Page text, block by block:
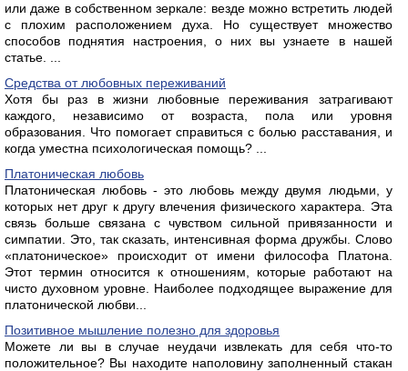
или даже в собственном зеркале: везде можно встретить людей
с плохим расположением духа. Но существует множество
способов поднятия настроения, о них вы узнаете в нашей
статье. ...
Средства от любовных переживаний
Хотя бы раз в жизни любовные переживания затрагивают
каждого, независимо от возраста, пола или уровня
образования. Что помогает справиться с болью расставания, и
когда уместна психологическая помощь? ...
Платоническая любовь
Платоническая любовь - это любовь между двумя людьми, у
которых нет друг к другу влечения физического характера. Эта
связь больше связана с чувством сильной привязанности и
симпатии. Это, так сказать, интенсивная форма дружбы. Слово
«платоническое» происходит от имени философа Платона.
Этот термин относится к отношениям, которые работают на
чисто духовном уровне. Наиболее подходящее выражение для
платонической любви...
Позитивное мышление полезно для здоровья
Можете ли вы в случае неудачи извлекать для себя что-то
положительное? Вы находите наполовину заполненный стакан